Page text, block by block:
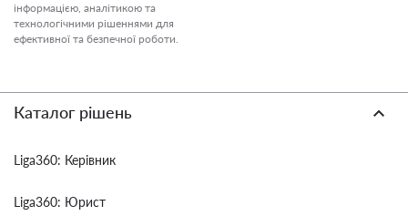
інформацією, аналітикою та
технологічними рішеннями для
ефективної та безпечної роботи.
Каталог рішень
Liga360: Керівник
Liga360: Юрист